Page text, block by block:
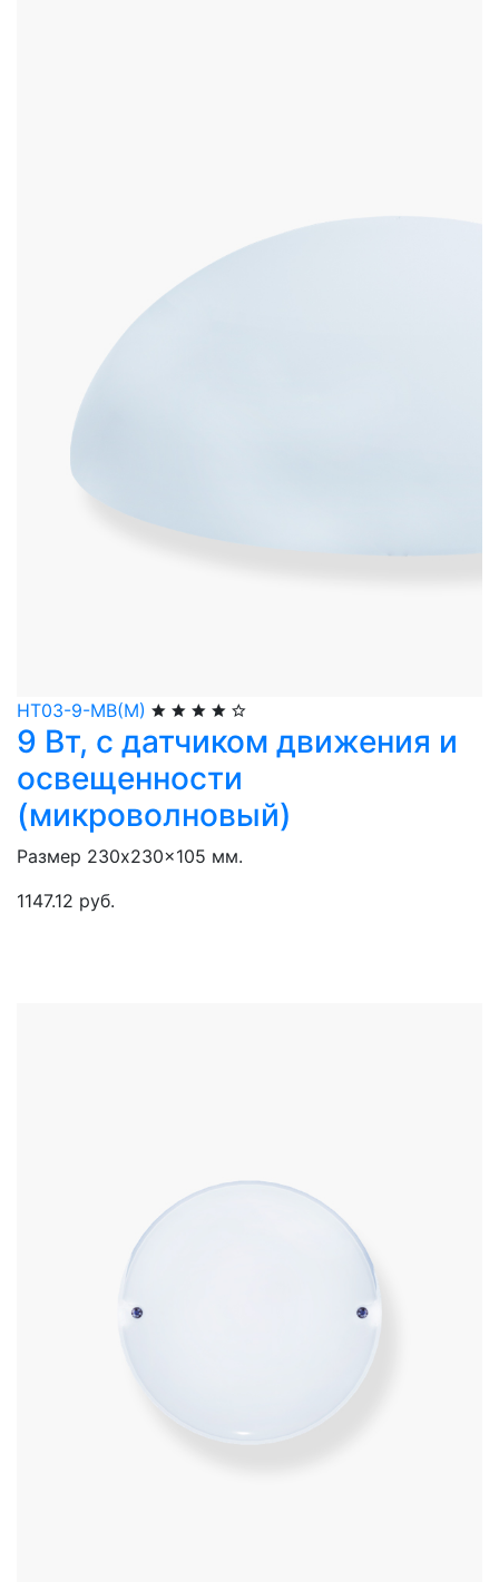
НТ03-9-МВ(М)
9 Вт, с датчиком движения и
освещенности
(микроволновый)
Размер 230x230x105 мм.
1147.12 руб.